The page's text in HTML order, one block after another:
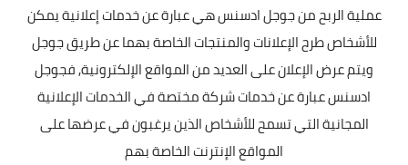
عملية الربح من جوجل ادسنس هي عبارة عن خدمات إعلانية يمكن
للأشخاص طرح الإعلانات والمنتجات الخاصة بهما عن طريق جوجل
ويتم عرض الإعلان على العديد من المواقع الإلكترونية, فجوجل
ادسنس عبارة عن خدمات شركة مختصة في الخدمات الإعلانية
المجانية التي تسمح للأشخاص الذين يرغبون في عرضها على
المواقع الإنترنت الخاصة بهم